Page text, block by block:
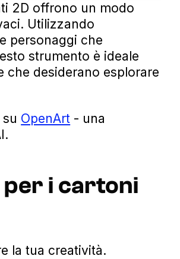
2D offrono un modo
Utilizzando
personaggi che
strumento è ideale
che desiderano esplorare
OpenArt - una
i cartoni
la tua creatività.